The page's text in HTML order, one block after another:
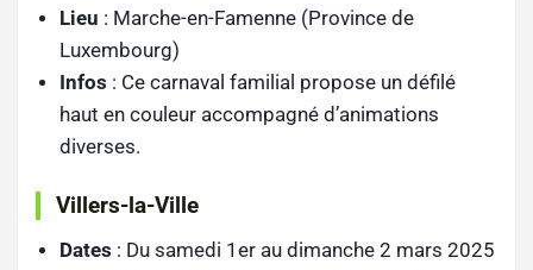
Lieu : Marche-en-Famenne (Province de
Luxembourg)
Infos : Ce carnaval familial propose un défilé
haut en couleur accompagné d’animations
diverses.
Villers-la-Ville
Dates : Du samedi 1er au dimanche 2 mars 2025